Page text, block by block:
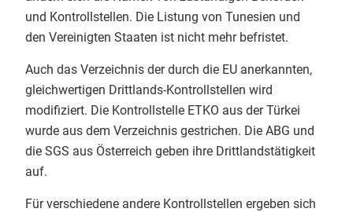
​Danach gab es virtuelle
Kontrollrundgänge. Von Bio-
hin zum Einzelhandelsregal haben
Auditsituationen simuliert
Verbotene Betriebsmittel konnten
abschließende Open Space gab
und Kontrollstellen. Die Listung von Tunesien und
den Vereinigten Staaten ist nicht mehr befristet.
Auch das Verzeichnis der durch die EU anerkannten,
gleichwertigen Drittlands-Kontrollstellen wird
modifiziert. Die Kontrollstelle ETKO aus der Türkei
wurde aus dem Verzeichnis gestrichen. Die ABG und
die SGS aus Österreich geben ihre Drittlandstätigkeit
auf.
Für verschiedene andere Kontrollstellen ergeben sich